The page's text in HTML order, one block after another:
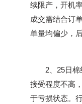
续限产，开机
成交需结合订
单量均偏少，
2、25日棉纱
接受程度不高
于亏损状态。